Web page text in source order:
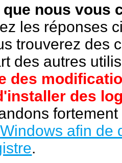
que nous vous
les réponses
trouverez des
des autres
des
des
afin de
.